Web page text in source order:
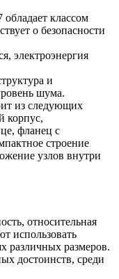
классом
о безопасности
электроэнергия
и
шума.
из следующих
корпус,
фланец с
строение
узлов внутри
относительная
использовать
различных размеров.
достоинств, среди